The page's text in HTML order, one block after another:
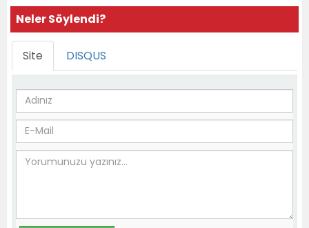
Neler Söylendi?
Site DISQUS